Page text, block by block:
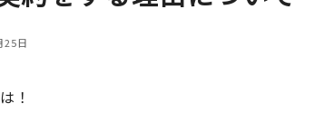
25日
！